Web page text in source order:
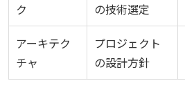
ク
の技術選定
アーキテク
チャ
プロジェクト
の設計方針